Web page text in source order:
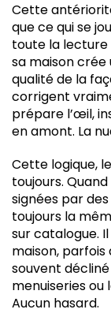
Cette
que ce qui se
toute la lecture
sa maison
qualité de la
corrigent
prépare l’œil,
en amont. La
Cette logique,
toujours.
signées par
toujours la
sur catalogue.
maison,
souvent
menuiseries
Aucun hasard.